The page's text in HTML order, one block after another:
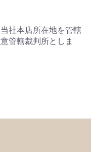
社本店所在地を管轄
管轄裁判所としま